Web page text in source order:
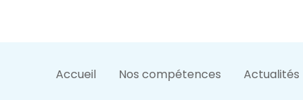
Accueil Nos compétences Actualités